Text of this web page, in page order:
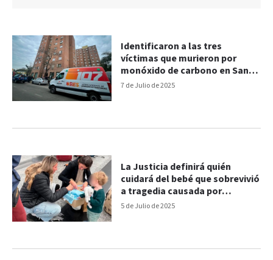
7 de Julio de 2025
Identificaron a las tres
víctimas que murieron por
monóxido de carbono en Santa
Fe
5 de Julio de 2025
La Justicia definirá quién
cuidará del bebé que sobrevivió
a tragedia causada por
monóxido de carbono